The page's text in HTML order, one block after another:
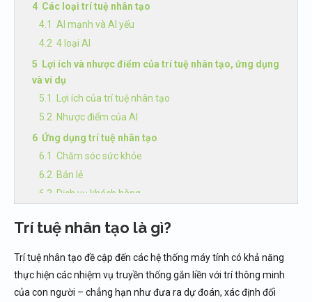
Các loại trí tuệ nhân tạo
AI mạnh và AI yếu
4 loại AI
Lợi ích và nhược điểm của trí tuệ nhân tạo, ứng dụng
và ví dụ
Lợi ích của trí tuệ nhân tạo
Nhược điểm của AI
Ứng dụng trí tuệ nhân tạo
Chăm sóc sức khỏe
Bán lẻ
Dịch vụ khách hàng
Tài chính
Chơi game
Quân đội
Trí tuệ nhân tạo là gì?
Trí tuệ nhân tạo đề cập đến các hệ thống máy tính có khả năng
thực hiện các nhiệm vụ truyền thống gắn liền với trí thông minh
của con người – chẳng hạn như đưa ra dự đoán, xác định đối